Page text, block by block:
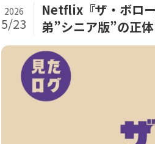
Netflix『ザ・ボロ
弟”シニア版”の正体
2026
5/23